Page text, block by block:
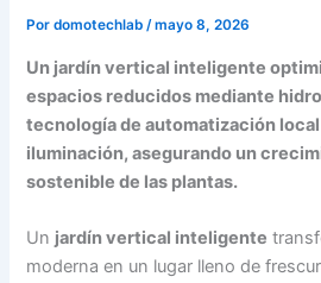
Pordomotechlab/mayo 8, 2026
Un jardín vertical inteligente
espacios reducidos mediante
tecnología de automatización
iluminación, asegurando un
sostenible de las plantas.
Un jardín vertical inteligente
moderna en un lugar lleno de